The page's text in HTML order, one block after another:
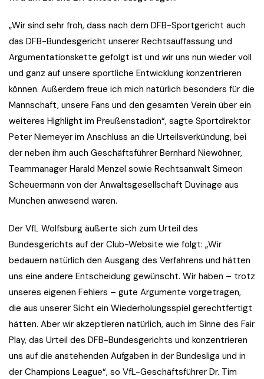
„Wir sind sehr froh, dass nach dem DFB-Sportgericht auch
das DFB-Bundesgericht unserer Rechtsauffassung und
Argumentationskette gefolgt ist und wir uns nun wieder voll
und ganz auf unsere sportliche Entwicklung konzentrieren
können. Außerdem freue ich mich natürlich besonders für die
Mannschaft, unsere Fans und den gesamten Verein über ein
weiteres Highlight im Preußenstadion“, sagte Sportdirektor
Peter Niemeyer im Anschluss an die Urteilsverkündung, bei
der neben ihm auch Geschäftsführer Bernhard Niewöhner,
Teammanager Harald Menzel sowie Rechtsanwalt Simeon
Scheuermann von der Anwaltsgesellschaft Duvinage aus
München anwesend waren.
Der VfL Wolfsburg äußerte sich zum Urteil des
Bundesgerichts auf der Club-Website wie folgt: „Wir
bedauern natürlich den Ausgang des Verfahrens und hätten
uns eine andere Entscheidung gewünscht. Wir haben – trotz
unseres eigenen Fehlers – gute Argumente vorgetragen,
die aus unserer Sicht ein Wiederholungsspiel gerechtfertigt
hätten. Aber wir akzeptieren natürlich, auch im Sinne des Fair
Play, das Urteil des DFB-Bundesgerichts und konzentrieren
uns auf die anstehenden Aufgaben in der Bundesliga und in
der Champions League“, so VfL-Geschäftsführer Dr. Tim